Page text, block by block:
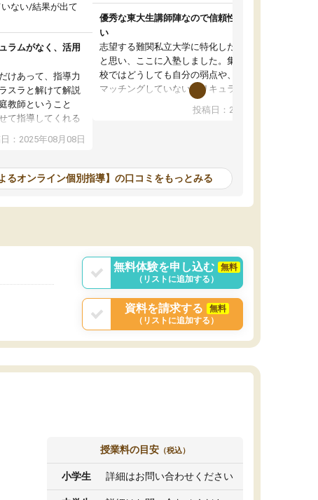
ない/結果が出て
ラムがなく、活用
けあって、指導力
スラと解けて解説
教師ということ
て指導してくれる
ムがない。当方
ため、学校の教科
を使って進められる
あれば自学自習で
からず辞めること
：2025年08月08日
優秀な東大生講師陣なので信頼性や安心感が高
い
志望する難関私立大学に特化した準備をしたい
と思い、ここに入塾しました。集団指導の予備
校ではどうしても自分の弱点や、志望校対策に
マッチングしていないカリキュラムに不安を感
また受験のノウハウを蓄積している優秀な東大
ツーマン指導によって、自分の志望校にふさわ
しいオリジナルのカリキュラムを提案してくれ
と感じました。
投稿日：2024年02月19日
るオンライン個別指導】の口コミをもっとみる
無料体験を申し込む
無料
（リストに追加する）
資料を請求する
無料
（リストに追加する）
授業料の目安 （税込）
小学生 詳細はお問い合わせください